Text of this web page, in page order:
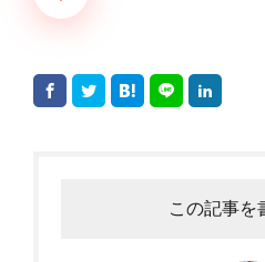
この記事を